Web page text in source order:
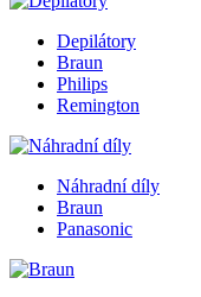
Depilátory
Braun
Philips
Remington
Náhradní díly
Braun
Panasonic